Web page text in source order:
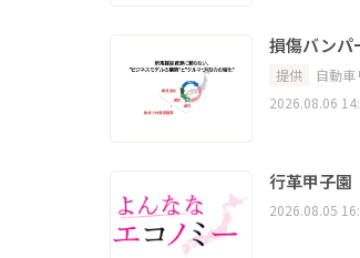
損傷バンパ
提供
自動
2026.08.06
行革甲子
2026.08.05